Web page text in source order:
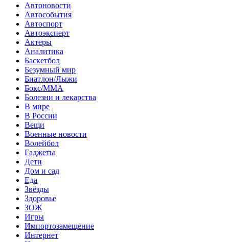
Автоновости
Автособытия
Автоспорт
Автоэксперт
Актеры
Аналитика
Баскетбол
Безумный мир
Биатлон/Лыжи
Бокс/MMA
Болезни и лекарства
В мире
В России
Вещи
Военные новости
Волейбол
Гаджеты
Дети
Дом и сад
Еда
Звёзды
Здоровье
ЗОЖ
Игры
Импортозамещение
Интернет